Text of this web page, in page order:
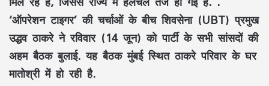
‘ऑपरेशन टाइगर’ की चर्चाओं के बीच शिवसेना (UBT) प्रमुख
उद्धव ठाकरे ने रविवार (14 जून) को पार्टी के सभी सांसदों की
अहम बैठक बुलाई. यह बैठक मुंबई स्थित ठाकरे परिवार के घर
मातोश्री में हो रही है.